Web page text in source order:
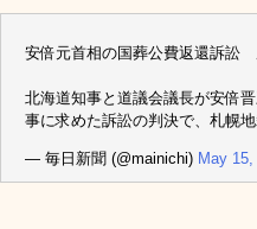
安倍元首相の国葬公費返還訴
北海道知事と道議会議長が安倍
事に求めた訴訟の判決で、札幌
— 毎日新聞 (@mainichi) May 15,